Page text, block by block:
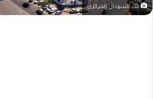
بنك السودان المركزي